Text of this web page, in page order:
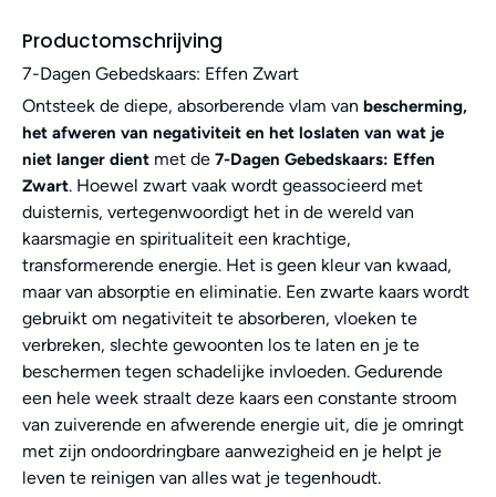
Productomschrijving
7-Dagen Gebedskaars: Effen Zwart
Ontsteek de diepe, absorberende vlam van bescherming,
het afweren van negativiteit en het loslaten van wat je
niet langer dient met de 7-Dagen Gebedskaars: Effen
Zwart. Hoewel zwart vaak wordt geassocieerd met
duisternis, vertegenwoordigt het in de wereld van
kaarsmagie en spiritualiteit een krachtige,
transformerende energie. Het is geen kleur van kwaad,
maar van absorptie en eliminatie. Een zwarte kaars wordt
gebruikt om negativiteit te absorberen, vloeken te
verbreken, slechte gewoonten los te laten en je te
beschermen tegen schadelijke invloeden. Gedurende
een hele week straalt deze kaars een constante stroom
van zuiverende en afwerende energie uit, die je omringt
met zijn ondoordringbare aanwezigheid en je helpt je
leven te reinigen van alles wat je tegenhoudt.